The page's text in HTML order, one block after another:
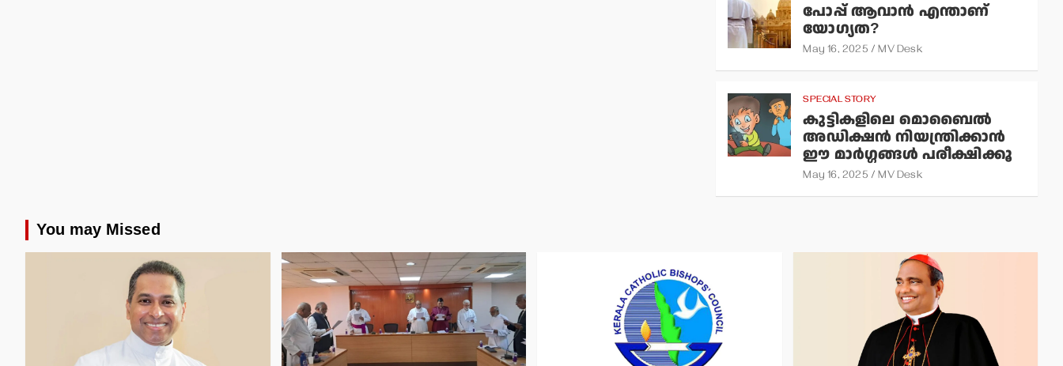
പോപ്പ് ആവാന്‍ എന്താണ്
യോഗ്യത?
May 16, 2025 MV Desk
SPECIAL STORY
കുട്ടികളിലെ മൊബൈല്‍
അഡിക്ഷന്‍ നിയന്ത്രിക്കാന്‍
ഈ മാര്‍ഗ്ഗങ്ങള്‍ പരീക്ഷിക്കൂ
May 16, 2025 MV Desk
You may Missed